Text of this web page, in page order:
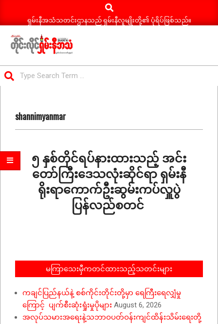
Search
ရှမ်းနီအသံသတင်းဌာနသည် ရှမ်းနီလူမျိုးတို့၏ ပုံရိပ်ဖြစ်သည်။
ရှမ်း
နီ
သတင်း
Menushannimyanmar
၅ နှစ်တိုင်ရပ်နားထားသည့် အင်း
တော်ကြီးဒေသလုံးဆိုင်ရာ ရှမ်းနီ
ရိုးရာကောက်ဦးဆွမ်းကပ်လှူပွဲ
ပြန်လည်စတင်
မကြာသေးမှီကတင်ထားသည့်သတင်းများ
ကချင်ပြည်နယ်နဲ့ စစ်ကိုင်းတိုင်းတို့မှာ ရေကြီးရေလျှံမှု
ကြောင့် ပျက်စီးဆုံးရှုံးမှုပိုများ August 6, 2026
အလုပ်သမားအရေးနဲ့သဘာဝပတ်ဝန်းကျင်ထိန်းသိမ်းရေးတို့